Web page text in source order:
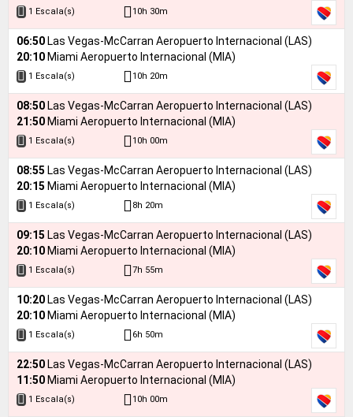
1 Escala(s) 10h 30m
06:50 Las Vegas-McCarran Aeropuerto Internacional (LAS)
20:10 Miami Aeropuerto Internacional (MIA)
1 Escala(s) 10h 20m
08:50 Las Vegas-McCarran Aeropuerto Internacional (LAS)
21:50 Miami Aeropuerto Internacional (MIA)
1 Escala(s) 10h 00m
08:55 Las Vegas-McCarran Aeropuerto Internacional (LAS)
20:15 Miami Aeropuerto Internacional (MIA)
1 Escala(s) 8h 20m
09:15 Las Vegas-McCarran Aeropuerto Internacional (LAS)
20:10 Miami Aeropuerto Internacional (MIA)
1 Escala(s) 7h 55m
10:20 Las Vegas-McCarran Aeropuerto Internacional (LAS)
20:10 Miami Aeropuerto Internacional (MIA)
1 Escala(s) 6h 50m
22:50 Las Vegas-McCarran Aeropuerto Internacional (LAS)
11:50 Miami Aeropuerto Internacional (MIA)
1 Escala(s) 10h 00m